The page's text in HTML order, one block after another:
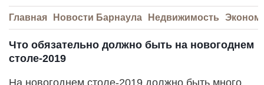
Главная Новости Барнаула Недвижимость
Что обязательно должно быть на новогоднем
столе-2019
На новогоднем столе-2019 должно быть много